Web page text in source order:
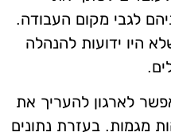
לגבי מקום העבודה.
היו ידועות להנהלה
לארגון להעריך את
מגמות. בעזרת נתונים